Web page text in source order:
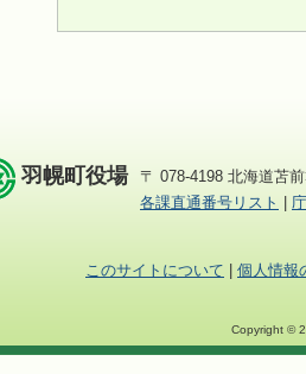
羽幌町役場
〒 078-4198 北海道苫
各課直通番号リスト
このサイトについて 個人情報
Copyright ©